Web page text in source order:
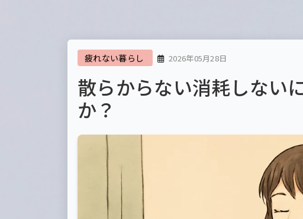
疲れない暮らし 2026年05月28日
散らからない消耗しない
か？